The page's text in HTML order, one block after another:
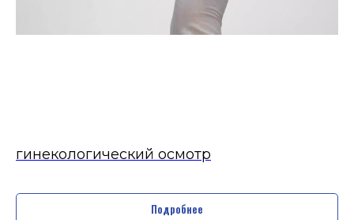
гинекологический осмотр
Подробнее